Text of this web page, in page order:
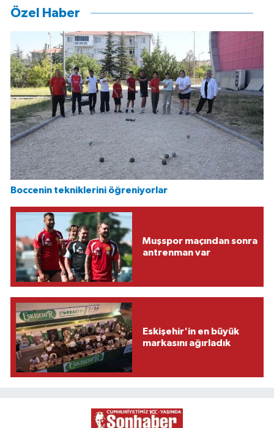
Özel Haber
Boccenin tekniklerini öğreniyorlar
Muşspor maçından sonra
antrenman var
Eskişehir'in en büyük
markasını ağırladık